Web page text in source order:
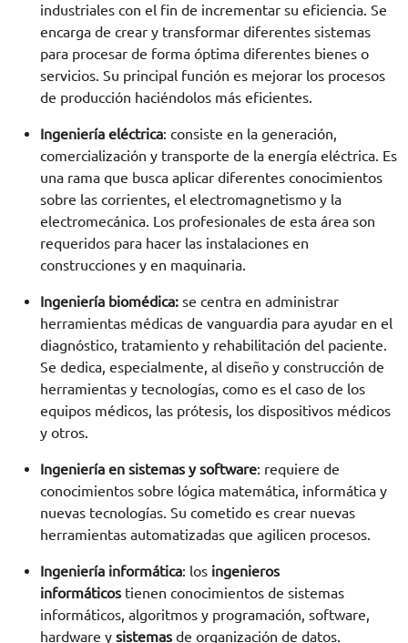
industriales con el fin de incrementar su eficiencia. Se
encarga de crear y transformar diferentes sistemas
para procesar de forma óptima diferentes bienes o
servicios. Su principal función es mejorar los procesos
de producción haciéndolos más eficientes.
Ingeniería eléctrica: consiste en la generación,
comercialización y transporte de la energía eléctrica. Es
una rama que busca aplicar diferentes conocimientos
sobre las corrientes, el electromagnetismo y la
electromecánica. Los profesionales de esta área son
requeridos para hacer las instalaciones en
construcciones y en maquinaria.
Ingeniería biomédica: se centra en administrar
herramientas médicas de vanguardia para ayudar en el
diagnóstico, tratamiento y rehabilitación del paciente.
Se dedica, especialmente, al diseño y construcción de
herramientas y tecnologías, como es el caso de los
equipos médicos, las prótesis, los dispositivos médicos
y otros.
Ingeniería en sistemas y software: requiere de
conocimientos sobre lógica matemática, informática y
nuevas tecnologías. Su cometido es crear nuevas
herramientas automatizadas que agilicen procesos.
Ingeniería informática: los ingenieros
informáticos tienen conocimientos de sistemas
informáticos, algoritmos y programación, software,
hardware y sistemas de organización de datos.